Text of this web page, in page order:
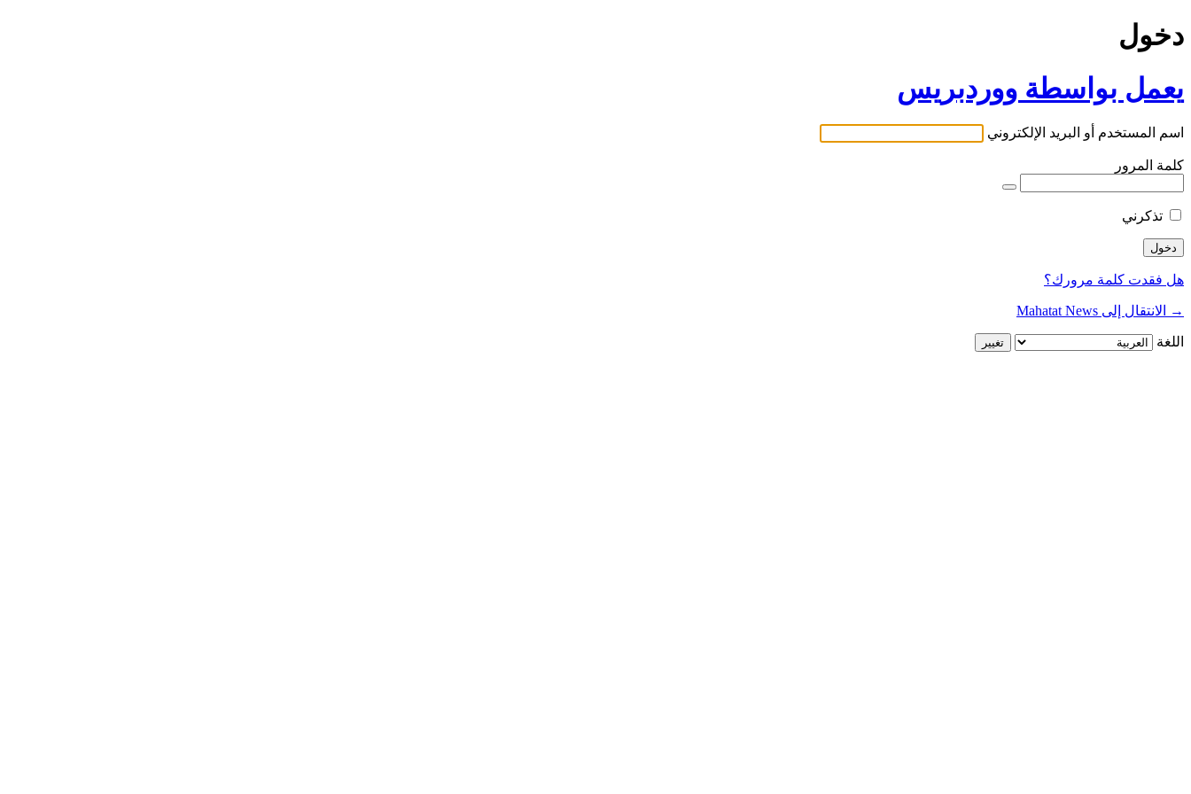
دخول
يعمل بواسطة ووردبريس
اسم المستخدم أو البريد الإلكتروني
كلمة المرور
تذكرني
هل فقدت كلمة مرورك؟
→ الانتقال إلى Mahatat News
اللغة